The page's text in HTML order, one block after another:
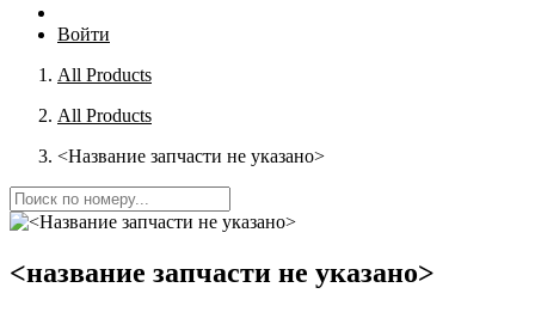
Войти
All Products
All Products
<Название запчасти не указано>
<название запчасти не указано>